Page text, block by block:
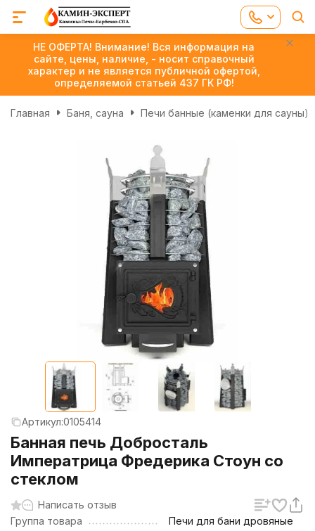
НЕ ОФЕРТА! Внимание! Вся информация на
сайте, цены, наличие, - носит справочный
характер и не является публичной офертой,
определяемой статьей 437 ГК РФ!
Главная Баня, сауна Печи банные (каменки для сауны)
Артикул:0105414
Банная печь Добросталь
Императрица Фредерика Стоун со
стеклом
Написать отзыв
Группа товара
Печи для бани дровяные